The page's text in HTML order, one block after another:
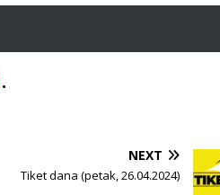
.
NEXT
Tiket dana (petak, 26.04.2024)